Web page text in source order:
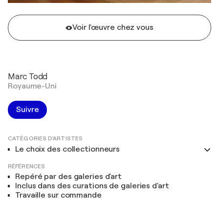
Voir l'œuvre chez vous
Marc Todd
Royaume-Uni
Suivre
CATÉGORIES D'ARTISTES
Le choix des collectionneurs
RÉFÉRENCES
Repéré par des galeries d'art
Inclus dans des curations de galeries d'art
Travaille sur commande